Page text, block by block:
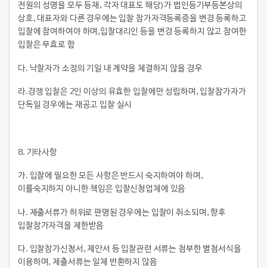
전원의 성명을 모두 등재, 각자 대표도 해당)가 법인등기부등본상의
상호, 대표자와 다른 경우에는 입찰 참가자격등록증을 변경 등록하고
입찰에 참여하여야 하며,입찰대리인 등을 변경 등록하지 않고 참여한
입찰은 무효로 함
다. 낙찰자가 소정의 기일 내 계약을 체결하지 않을 경우
라.경쟁 입찰은 2인 이상의 유효한 입찰에만 성립하며, 입찰참가자가
단독일 경우에는 재공고 입찰 실시
8. 기타사항
가. 입찰에 필요한 모든 사항은 반드시 숙지하여야 하며,
이를숙지하지 아니한 책임은 입찰신청업체에 있음
나. 제출서류가 허위로 판명된 경우에는 입찰이 취소되며, 향후
입찰참가자격을 제한받음
다. 입찰참가신청서, 제안서 등 입찰관련 서류는 첨부한 별첨서식을
이용하며, 제출서류는 일체 반환하지 않음